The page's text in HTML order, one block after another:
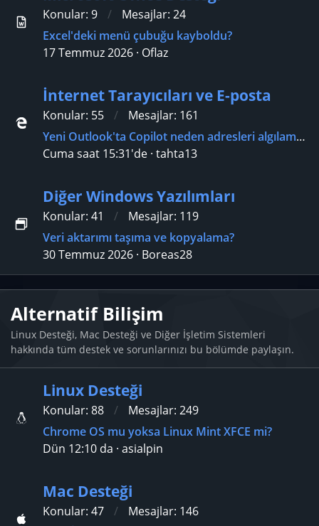
Konular 9 Mesajlar 24
Excel'deki menü çubuğu kayboldu?
17 Temmuz 2026 Oflaz
İnternet Tarayıcıları ve E-posta
Konular 55 Mesajlar 161
Yeni Outlook'ta Copilot neden adresleri algılamıyor?
Cuma saat 15:31'de tahta13
Diğer Windows Yazılımları
Konular 41 Mesajlar 119
Veri aktarımı taşıma ve kopyalama?
30 Temmuz 2026 Boreas28
Alternatif Bilişim
Linux Desteği, Mac Desteği ve Diğer İşletim Sistemleri
hakkında tüm destek ve sorunlarınızı bu bölümde paylaşın.
Linux Desteği
Konular 88 Mesajlar 249
Chrome OS mu yoksa Linux Mint XFCE mi?
Dün 12:10 da asialpin
Mac Desteği
Konular 47 Mesajlar 146